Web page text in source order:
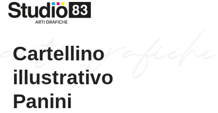
Cartellino
illustrativo
Panini